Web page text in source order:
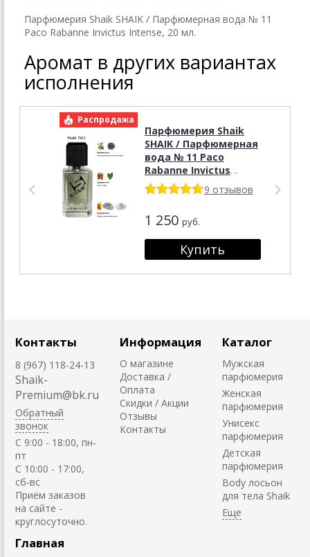
Парфюмерия Shaik SHAIK / Парфюмерная вода № 11
Paco Rabanne Invictus Intense, 20 мл.
Аромат в других вариантах
исполнения
Распродажа
Парфюмерия Shaik
SHAIK / Парфюмерная
вода № 11 Paco
Rabanne Invictus
Intense, 50 мл.9 отзывов
1 250 руб.
Контакты
8 (967) 118-24-13
Shaik-
Premium@bk.ru
Обратный
звонок
C 9:00 - 18:00, пн-
пт
С 10:00 - 17:00,
сб-вс
Приём заказов
на сайте -
круглосуточно.
Информация
О магазине
Доставка /
Оплата
Скидки / Акции
Отзывы
Контакты
Каталог
Мужская
парфюмерия
Женская
парфюмерия
Унисекс
парфюмерия
Детская
парфюмерия
Body лосьон
для тела Shaik
Главная